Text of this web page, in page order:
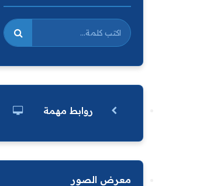
روابط مهمة
معرض الصور